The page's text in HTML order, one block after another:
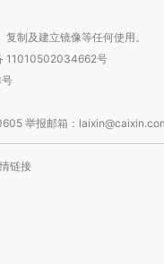
制及建立镜像等任何使用。
11010502034662号
举报邮箱：
链接